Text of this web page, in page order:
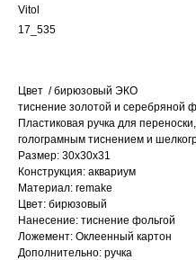
Vitol
17_535
Цвет / бирюзовый ЭКО
тиснение золотой и серебряной
Пластиковая ручка для
голограмным тиснением и
Размер: 30х30х31
Конструкция: аквариум
Материал: remake
Цвет: бирюзовый
Нанесение: тиснение фольгой
Ложемент: Оклеенный картон
Дополнительно: ручка